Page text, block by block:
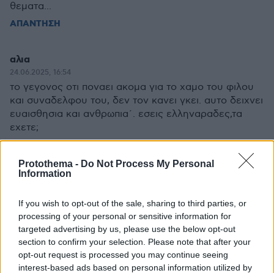
Protothema - Do Not Process My Personal
Information
If you wish to opt-out of the sale, sharing to third parties, or
processing of your personal or sensitive information for
targeted advertising by us, please use the below opt-out
section to confirm your selection. Please note that after your
opt-out request is processed you may continue seeing
interest-based ads based on personal information utilized by
θεματα...
ΑΠΑΝΤΗΣΗ
αλια
24.06.2025, 16:54
το γεγονος οτι ποναει ακομα για το χαμο του φιλου
και συναδελφου του, δεν τον κανει γκει. αυτο δειχνει
ευαισθησια και ανθρωπια΄. εσεις ελληναραδες,τα
εχετε;
ΑΠΑΝΤΗΣΗ
Ρητορικό το ερώτημα
Κάτσε λίγο να ανακατέψουν το φρέντο και το
συζητάμε να 'ουμ....
ΑΠΑΝΤΗΣΗ
rania